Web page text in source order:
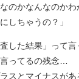
のかなんなのか
しちゃうの？」
した結果」って言
ってるの残念…
スとマイナスが